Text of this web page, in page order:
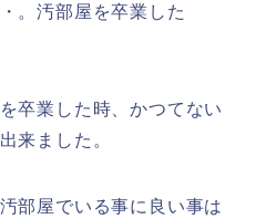
。汚部屋を卒業した
卒業した時、かつてない
来ました。
部屋でいる事に良い事は